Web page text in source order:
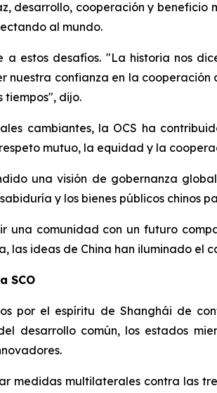
desarrollo, cooperación y
al mundo.
a estos desafíos. "La historia nos
nuestra confianza en la
tiempos", dijo.
cambiantes, la OCS ha
mutuo, la equidad y la
una visión de gobernanza
y los bienes públicos chinos
una comunidad con un futuro
las ideas de China han iluminado el
SCO
por el espíritu de Shanghái de
desarrollo común, los estados
medidas multilaterales contra las